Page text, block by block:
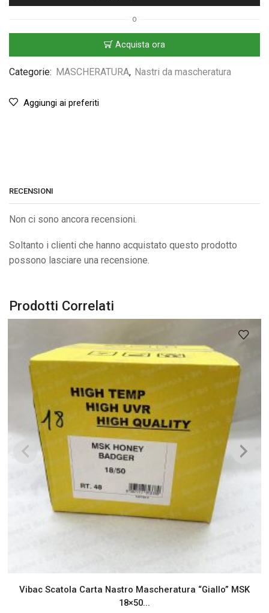
O
Acquista ora
Categorie: MASCHERATURA, Nastri da mascheratura
Aggiungi ai preferiti
RECENSIONI
Non ci sono ancora recensioni.
Soltanto i clienti che hanno acquistato questo prodotto
possono lasciare una recensione.
Prodotti Correlati
Vibac Scatola Carta Nastro Mascheratura “Giallo” MSK
18×50...